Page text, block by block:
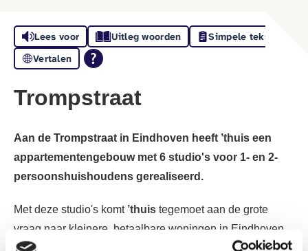
Lees voor Uitleg woorden
Simpele tekst
Vertalen
Trompstraat
Aan de Trompstraat in Eindhoven heeft ’thuis een
appartementengebouw met 6 studio's voor 1- en 2-
persoonshuishoudens gerealiseerd.
Met deze studio's komt ’thuis tegemoet aan de grote
vraag naar kleinere, betaalbare woningen in Eindhoven.